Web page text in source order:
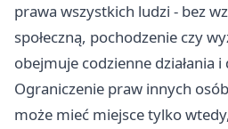
prawa wszystkich ludzi - bez
społeczną, pochodzenie czy
obejmuje codzienne działania i
Ograniczenie praw innych
może mieć miejsce tylko